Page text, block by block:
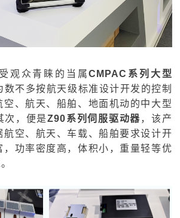
观众青睐的当属CMPAC系列大型
数不多按航天级标准设计开发的控制
空、航天、船舶、地面机动的中大型
次，便是Z90系列伺服驱动器，该产
航空、航天、车载、船舶要求设计开
，功率密度高，体积小，重量轻等优